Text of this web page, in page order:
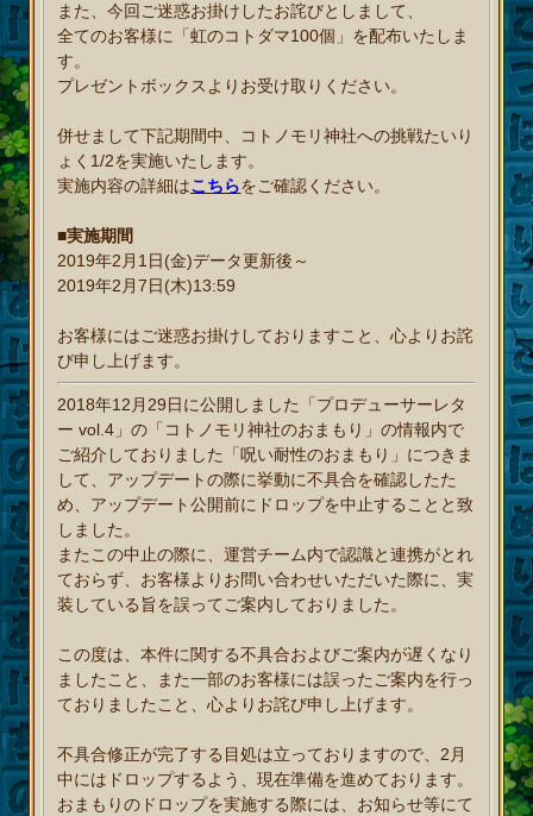
また、今回ご迷惑お掛けしたお詫びとしまして、
全てのお客様に「虹のコトダマ100個」を配布いたしま
す。
プレゼントボックスよりお受け取りください。
併せまして下記期間中、コトノモリ神社への挑戦たいり
ょく1/2を実施いたします。
実施内容の詳細はこちらをご確認ください。
■実施期間
2019年2月1日(金)データ更新後～
2019年2月7日(木)13:59
お客様にはご迷惑お掛けしておりますこと、心よりお詫
び申し上げます。
2018年12月29日に公開しました「プロデューサーレタ
ー vol.4」の「コトノモリ神社のおまもり」の情報内で
ご紹介しておりました「呪い耐性のおまもり」につきま
して、アップデートの際に挙動に不具合を確認したた
め、アップデート公開前にドロップを中止することと致
しました。
またこの中止の際に、運営チーム内で認識と連携がとれ
ておらず、お客様よりお問い合わせいただいた際に、実
装している旨を誤ってご案内しておりました。
この度は、本件に関する不具合およびご案内が遅くなり
ましたこと、また一部のお客様には誤ったご案内を行っ
ておりましたこと、心よりお詫び申し上げます。
不具合修正が完了する目処は立っておりますので、2月
中にはドロップするよう、現在準備を進めております。
おまもりのドロップを実施する際には、お知らせ等にて